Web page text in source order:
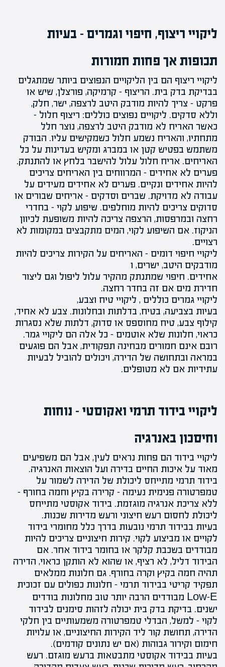
ליקויי ריצוף, חיפוי וגמרים – בעיות
תכופות אך פחות חמורות
ליקויי ריצוף הם בין הליקויים הנפוצים ביותר שמתגלים
בבדיקת בדק בית. הריצוף – קרמיקה, פורצלן, שיש או
פרקט – צריך להיות מודבק היטב לרצפה, ישר, חלק,
וללא סדקים. ליקויים נפוצים כוללים: ריצוף חלול –
כאשר האריח לא מודבק היטב לרצפה, נוצר חלל
מתחתיו, והאריח נשמע חלול כשמקישים עליו. הבודק
משתמש בפטיש קטן או במברג ומקיש בעדינות על כל
האריחים. אריח חלול עלול להישבר בלחץ או להתנתק.
פערים לא אחידים – המרווחים בין האריחים צריכים
להיות אחידים ונקיים. פערים לא אחידים מעידים על
עבודה לא מדויקת. שברים וסדקים – אריחים שבורים או
סדוקים צריכים להיות מוחלפים. שיפוע לקוי – בחדרי
רחצה ובמרפסות, הרצפה צריכה להיות משופעת לכיוון
הניקוז. אם השיפוע לקוי, המים מתקבצים במקומות לא
רצויים.
ליקויי חיפוי דומים – האריחים על הקירות צריכים להיות
מודבקים היטב, ישרים, ו
אחידים. חיפוי שמתנתק מהקיר עלול ליפול וגם ליצור
חדירת מים אם זה בחדר רחצה.
ליקויי גמרים כוללים , ליקויי טיח וצבע,
בעיות בצביעה, בטיח, בדלתות ובחלונות. צבע לא אחיד,
קילוף צבע, טיח מחוספס או סדוק, דלתות שלא נסגרות
כראוי, חלונות שלא אוטמים – כל אלה הם ליקויי גמר.
רובם אינם חמורים מבחינה תפקודית, אבל הם פוגעים
במראה ובתחושה של הדירה, ויכולים להוביל לבעיות
עתידיות אם לא מטופלים.
ליקויי בידוד תרמי ואקוסטי – נוחות
וחיסכון באנרגיה
ליקויי בידוד הם פחות נראים לעין, אבל הם משפיעים
מאוד על איכות החיים בדירה ועל הוצאות האנרגיה.
בידוד תרמי מתייחס ליכולת של הדירה לשמור על
טמפרטורה פנימית נעימה – קרירה בקיץ וחמה בחורף –
ללא צריכת אנרגיה מוגזמת. בידוד אקוסטי מתייחס
ליכולת לחסום רעש חיצוני ורעש מדירות שכנות.
בעיות בבידוד תרמי נובעות בדרך כלל מחומרי בידוד
לקויים או מביצוע לקוי. קירות חיצוניים צריכים להיות
מבודדים בשכבת קלקר או בחומר בידוד אחר. אם
הבידוד דליל, לא רציף, או שהוא לא הותקן כראוי, הדירה
תהיה חמה בקיץ וקרה בחורף. גם חלונות ממלאים
תפקיד קריטי בבידוד תרמי – חלונות כפולים עם זכוכית
Low-E מבודדים הרבה יותר טוב מחלונות בודדים
ישנים. בדיקת בדק בית יכולה לזהות סימנים לבידוד
לקוי – למשל, הבדלי טמפרטורה משמעותיים בין חלקי
הדירה, תחושת קור ליד הקירות החיצוניים, או עלויות
חימום וקירור גבוהות (אם יש נתונים קודמים).
בעיות בבידוד אקוסטי מתבטאות ברעש מוגזם. רעש